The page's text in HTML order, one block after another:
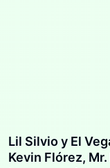
Lil Silvio y El
Kevin Flórez,